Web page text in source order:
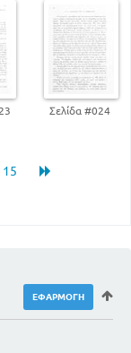
Σελίδα #024
15